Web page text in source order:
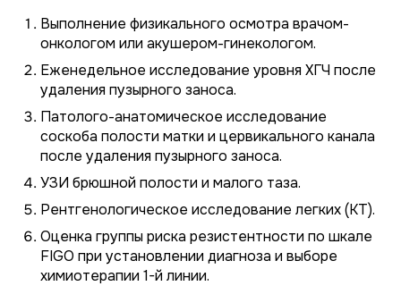
Выполнение физикального осмотра врачом-
онкологом или акушером-гинекологом.
Еженедельное исследование уровня ХГЧ после
удаления пузырного заноса.
Патолого-анатомическое исследование
соскоба полости матки и цервикального канала
после удаления пузырного заноса.
УЗИ брюшной полости и малого таза.
Рентгенологическое исследование легких (КТ).
Оценка группы риска резистентности по шкале
FIGO при установлении диагноза и выборе
химиотерапии 1-й линии.